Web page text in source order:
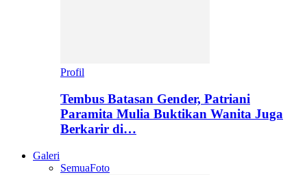
Profil
Tembus Batasan Gender, Patriani
Paramita Mulia Buktikan Wanita Juga
Berkarir di…
Galeri
SemuaFoto